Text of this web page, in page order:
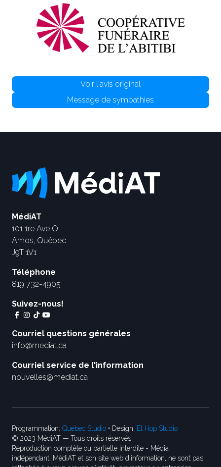
Voir l'avis original
Message de sympathies
MédiAT
101 1re Ave O
Amos, Québec
J9T 1V1
Téléphone
819 732-4905
Suivez-nous!
Courriel questions générales
info@mediat.ca
Courriel service de l'information
nouvelles@mediat.ca
Programmation: Québec Studio • Design: Et Hop Studio
© 2023 MédiAT — Tous droits réservés
Reproduction complète ou partielle interdite - Média
indépendant, MédiAT et son site web d'information, ne sont pas